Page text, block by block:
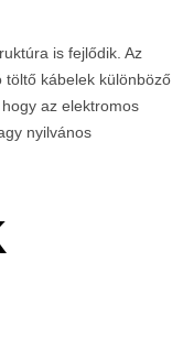
is fejlődik. Az
kábelek különböző
az elektromos
nyilvános